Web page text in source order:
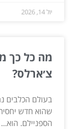
יול 14, 2026
מה כל כך
צ׳ארלס?
בעולם הכלבים
שהוא חדש
הספניילם. הוא...